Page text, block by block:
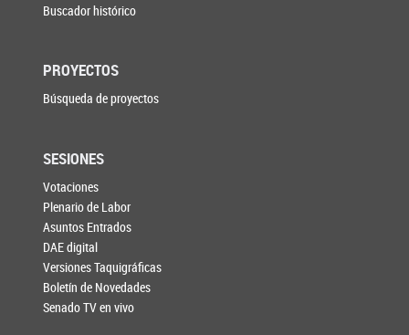
Buscador histórico
PROYECTOS
Búsqueda de proyectos
SESIONES
Votaciones
Plenario de Labor
Asuntos Entrados
DAE digital
Versiones Taquigráficas
Boletín de Novedades
Senado TV en vivo